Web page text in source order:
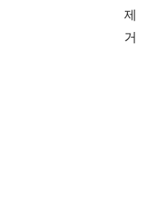
제
거